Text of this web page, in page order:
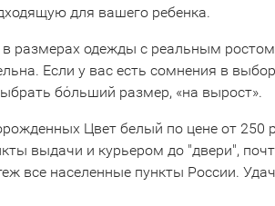
для вашего ребенка.
размерах одежды с реальным ростом
Если у вас есть сомнения в
бόльший размер, «на вырост».
Цвет белый по цене от 250
выдачи и курьером до "двери",
все населенные пункты России.